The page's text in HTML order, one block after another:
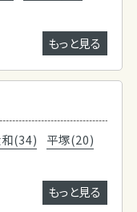
もっと見る
(34)
平塚(20)
もっと見る